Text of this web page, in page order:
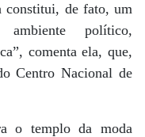
constitui, de fato, um
político,
comenta ela, que,
Centro Nacional de
o templo da moda